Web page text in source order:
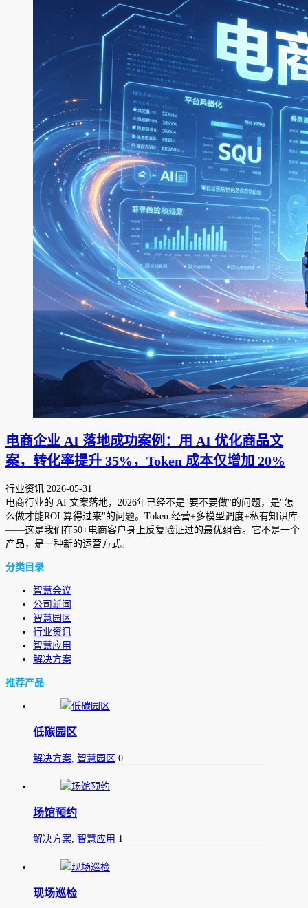
电商企业 AI 落地成功案例：用 AI 优化商品文
案，转化率提升 35%，Token 成本仅增加 20%
行业资讯 2026-05-31
电商行业的 AI 文案落地，2026年已经不是"要不要做"的问题，是"怎
么做才能ROI 算得过来"的问题。Token 经营+多模型调度+私有知识库
——这是我们在50+电商客户身上反复验证过的最优组合。它不是一个
产品，是一种新的运营方式。
分类目录
智慧会议
公司新闻
智慧园区
行业资讯
智慧应用
解决方案
推荐产品
低碳园区
解决方案, 智慧园区 0
场馆预约
解决方案, 智慧应用 1
现场巡检